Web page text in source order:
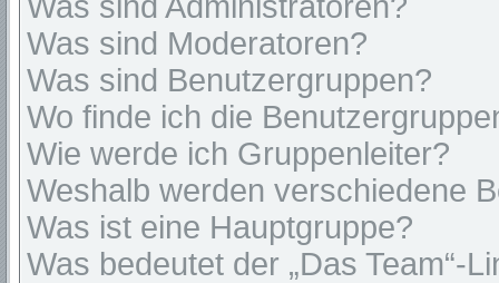
Was sind Moderatoren?
Was sind Benutzergruppen?
Wo finde ich die
Wie werde ich Gruppenleiter?
Weshalb werden verschiedene
Was ist eine Hauptgruppe?
Was bedeutet der „Das Team“-